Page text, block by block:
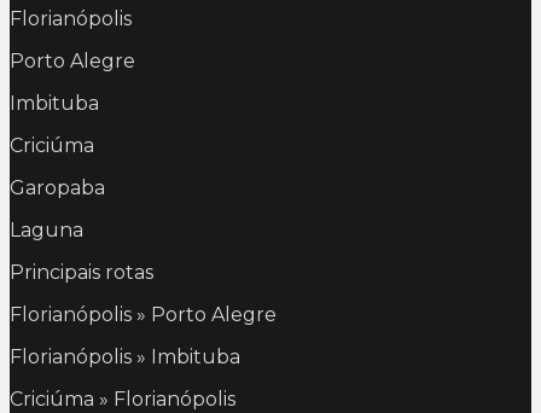
Florianópolis
Porto Alegre
Imbituba
Criciúma
Garopaba
Laguna
Principais rotas
Florianópolis » Porto Alegre
Florianópolis » Imbituba
Criciúma » Florianópolis